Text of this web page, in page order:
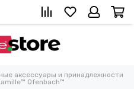
аксессуары и принадлежности
Ofenbach™